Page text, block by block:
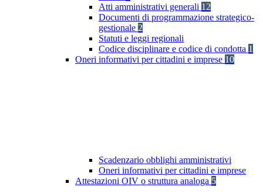
Atti amministrativi generali 12
Documenti di programmazione strategico-
gestionale 2
Statuti e leggi regionali
Codice disciplinare e codice di condotta 1
Oneri informativi per cittadini e imprese 10
Scadenzario obblighi amministrativi
Oneri informativi per cittadini e imprese
Attestazioni OIV o struttura analoga 5